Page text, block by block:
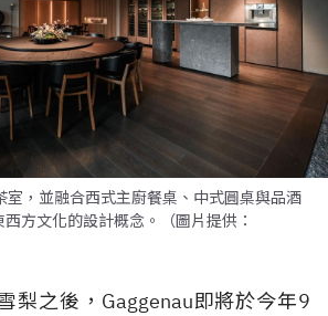
室，並融合西式主廚餐桌、中式圓桌與品酒
方文化的設計概念。（圖片提供：
梨之後，Gaggenau即將於今年9